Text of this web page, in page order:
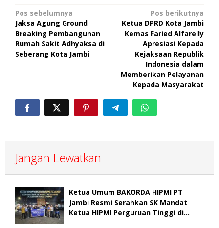
Navigasi
pos
Pos sebelumnya
Jaksa Agung Ground
Breaking Pembangunan
Rumah Sakit Adhyaksa di
Seberang Kota Jambi
Pos berikutnya
Ketua DPRD Kota Jambi
Kemas Faried Alfarelly
Apresiasi Kepada
Kejaksaan Republik
Indonesia dalam
Memberikan Pelayanan
Kepada Masyarakat
Jangan Lewatkan
Ketua Umum BAKORDA HIPMI PT
Jambi Resmi Serahkan SK Mandat
Ketua HIPMI Perguruan Tinggi di